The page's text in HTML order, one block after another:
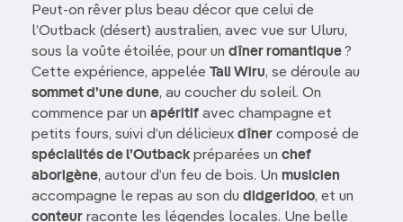
Peut-on rêver plus beau décor que celui de
l’Outback (désert) australien, avec vue sur Uluru,
sous la voûte étoilée, pour un dîner romantique?
Cette expérience, appelée Tali Wiru, se déroule au
sommet d’une dune, au coucher du soleil. On
commence par un apéritif avec champagne et
petits fours, suivi d’un délicieux dîner composé de
spécialités de l’Outbackpréparées un chef
aborigène, autour d’un feu de bois. Un musicien
accompagne le repas au son du didgeridoo, et un
conteur raconte les légendes locales. Une belle